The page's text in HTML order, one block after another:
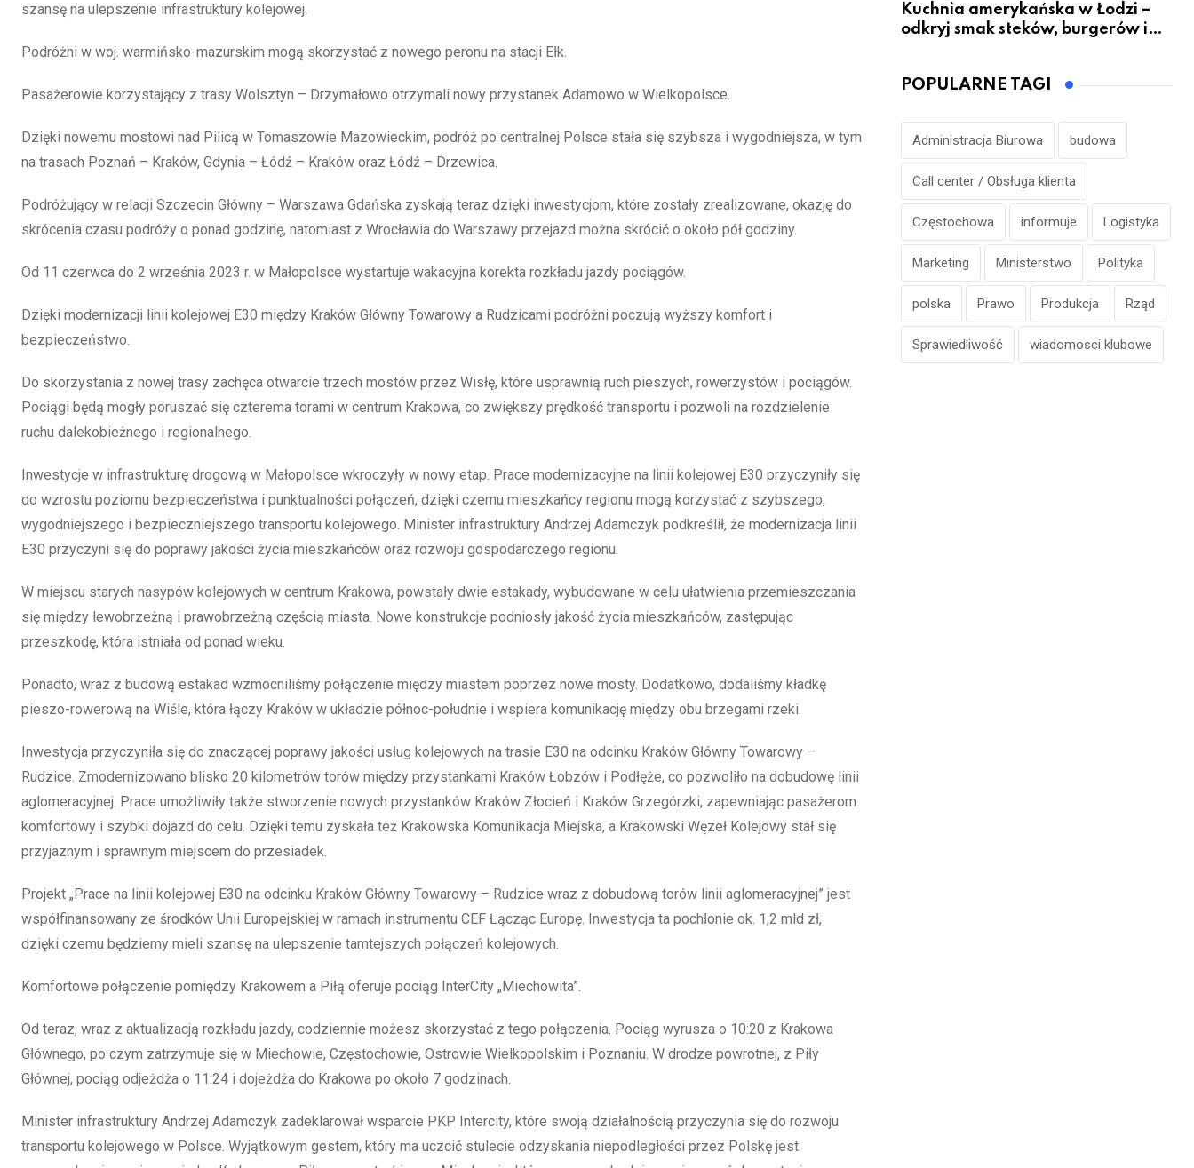
szansę na ulepszenie infrastruktury kolejowej.
Podróżni w woj. warmińsko-mazurskim mogą skorzystać z nowego peronu na stacji Ełk.
Pasażerowie korzystający z trasy Wolsztyn – Drzymałowo otrzymali nowy przystanek Adamowo w Wielkopolsce.
Dzięki nowemu mostowi nad Pilicą w Tomaszowie Mazowieckim, podróż po centralnej Polsce stała się szybsza i wygodniejsza, w tym
na trasach Poznań – Kraków, Gdynia – Łódź – Kraków oraz Łódź – Drzewica.
Podróżujący w relacji Szczecin Główny – Warszawa Gdańska zyskają teraz dzięki inwestycjom, które zostały zrealizowane, okazję do
skrócenia czasu podróży o ponad godzinę, natomiast z Wrocławia do Warszawy przejazd można skrócić o około pół godziny.
Od 11 czerwca do 2 września 2023 r. w Małopolsce wystartuje wakacyjna korekta rozkładu jazdy pociągów.
Dzięki modernizacji linii kolejowej E30 między Kraków Główny Towarowy a Rudzicami podróżni poczują wyższy komfort i
bezpieczeństwo.
Do skorzystania z nowej trasy zachęca otwarcie trzech mostów przez Wisłę, które usprawnią ruch pieszych, rowerzystów i pociągów.
Pociągi będą mogły poruszać się czterema torami w centrum Krakowa, co zwiększy prędkość transportu i pozwoli na rozdzielenie
ruchu dalekobieżnego i regionalnego.
Inwestycje w infrastrukturę drogową w Małopolsce wkroczyły w nowy etap. Prace modernizacyjne na linii kolejowej E30 przyczyniły się
do wzrostu poziomu bezpieczeństwa i punktualności połączeń, dzięki czemu mieszkańcy regionu mogą korzystać z szybszego,
wygodniejszego i bezpieczniejszego transportu kolejowego. Minister infrastruktury Andrzej Adamczyk podkreślił, że modernizacja linii
E30 przyczyni się do poprawy jakości życia mieszkańców oraz rozwoju gospodarczego regionu.
W miejscu starych nasypów kolejowych w centrum Krakowa, powstały dwie estakady, wybudowane w celu ułatwienia przemieszczania
się między lewobrzeżną i prawobrzeżną częścią miasta. Nowe konstrukcje podniosły jakość życia mieszkańców, zastępując
przeszkodę, która istniała od ponad wieku.
Ponadto, wraz z budową estakad wzmocniliśmy połączenie między miastem poprzez nowe mosty. Dodatkowo, dodaliśmy kładkę
pieszo-rowerową na Wiśle, która łączy Kraków w układzie północ-południe i wspiera komunikację między obu brzegami rzeki.
Inwestycja przyczyniła się do znaczącej poprawy jakości usług kolejowych na trasie E30 na odcinku Kraków Główny Towarowy –
Rudzice. Zmodernizowano blisko 20 kilometrów torów między przystankami Kraków Łobzów i Podłęże, co pozwoliło na dobudowę linii
aglomeracyjnej. Prace umożliwiły także stworzenie nowych przystanków Kraków Złocień i Kraków Grzegórzki, zapewniając pasażerom
komfortowy i szybki dojazd do celu. Dzięki temu zyskała też Krakowska Komunikacja Miejska, a Krakowski Węzeł Kolejowy stał się
przyjaznym i sprawnym miejscem do przesiadek.
Projekt „Prace na linii kolejowej E30 na odcinku Kraków Główny Towarowy – Rudzice wraz z dobudową torów linii aglomeracyjnej” jest
współfinansowany ze środków Unii Europejskiej w ramach instrumentu CEF Łącząc Europę. Inwestycja ta pochłonie ok. 1,2 mld zł,
dzięki czemu będziemy mieli szansę na ulepszenie tamtejszych połączeń kolejowych.
Komfortowe połączenie pomiędzy Krakowem a Piłą oferuje pociąg InterCity „Miechowita”.
Od teraz, wraz z aktualizacją rozkładu jazdy, codziennie możesz skorzystać z tego połączenia. Pociąg wyrusza o 10:20 z Krakowa
Głównego, po czym zatrzymuje się w Miechowie, Częstochowie, Ostrowie Wielkopolskim i Poznaniu. W drodze powrotnej, z Piły
Głównej, pociąg odjeżdża o 11:24 i dojeżdża do Krakowa po około 7 godzinach.
Minister infrastruktury Andrzej Adamczyk zadeklarował wsparcie PKP Intercity, które swoją działalnością przyczynia się do rozwoju
transportu kolejowego w Polsce. Wyjątkowym gestem, który ma uczcić stulecie odzyskania niepodległości przez Polskę jest
Kuchnia amerykańska w Łodzi –
odkryj smak steków, burgerów i
POPULARNE TAGI
Administracja Biurowa budowa
Call center / Obsługa klienta
Częstochowa informuje Logistyka
Marketing Ministerstwo Polityka
polska Prawo Produkcja Rząd
Sprawiedliwość wiadomosci klubowe